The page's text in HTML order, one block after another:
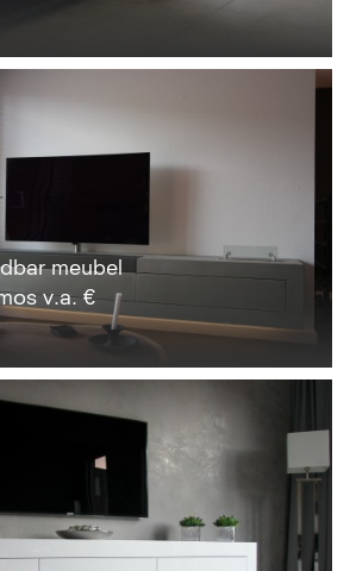
meubel
v.a. €